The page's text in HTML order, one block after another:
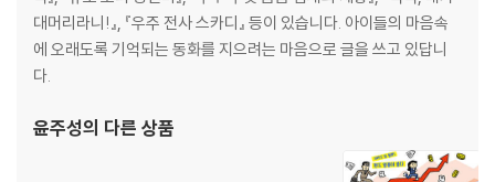
대머리라니!』, 『우주 전사 스카디』 등이 있습니다. 아이들의 마음속
에 오래도록 기억되는 동화를 지으려는 마음으로 글을 쓰고 있답니
다.
윤주성의 다른 상품